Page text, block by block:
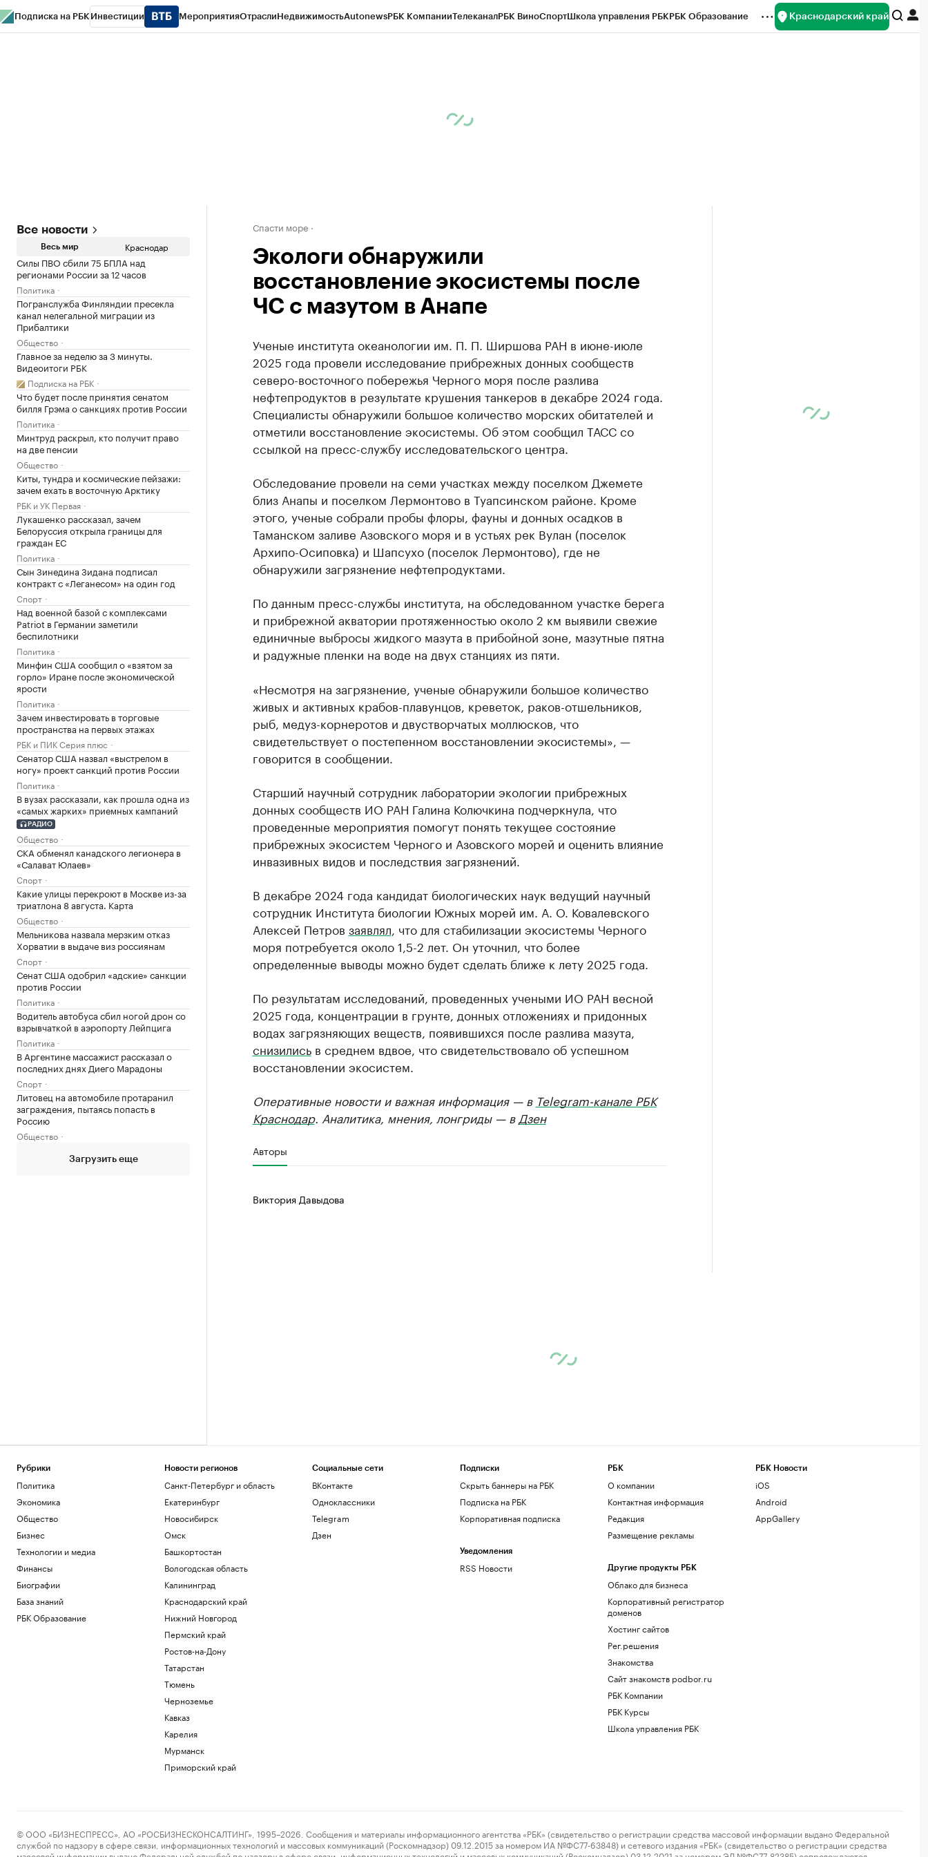
Подписка на РБК Инвестиции МероприятияОтраслиНедвижимостьAutonewsРБК КомпанииТелеканалРБК ВиноСпортШкола управления РБКРБК Образование Краснодарский край
Все новости
Весь мир Краснодар
Силы ПВО сбили 75 БПЛА над
регионами России за 12 часов
Политика
Погранслужба Финляндии пресекла
канал нелегальной миграции из
Прибалтики
Общество
Главное за неделю за 3 минуты.
Видеоитоги РБК
Подписка на РБК
Что будет после принятия сенатом
билля Грэма о санкциях против России
Политика
Минтруд раскрыл, кто получит право
на две пенсии
Общество
Киты, тундра и космические пейзажи:
зачем ехать в восточную Арктику
РБК и УК Первая
Лукашенко рассказал, зачем
Белоруссия открыла границы для
граждан ЕС
Политика
Сын Зинедина Зидана подписал
контракт с «Леганесом» на один год
Спорт
Над военной базой с комплексами
Patriot в Германии заметили
беспилотники
Политика
Минфин США сообщил о «взятом за
горло» Иране после экономической
ярости
Политика
Зачем инвестировать в торговые
пространства на первых этажах
РБК и ПИК Серия плюс
Сенатор США назвал «выстрелом в
ногу» проект санкций против России
Политика
В вузах рассказали, как прошла одна из
«самых жарких» приемных кампаний
РАДИО
Общество
СКА обменял канадского легионера в
«Салават Юлаев»
Спорт
Какие улицы перекроют в Москве из-за
триатлона 8 августа. Карта
Общество
Мельникова назвала мерзким отказ
Хорватии в выдаче виз россиянам
Спорт
Сенат США одобрил «адские» санкции
против России
Политика
Водитель автобуса сбил ногой дрон со
взрывчаткой в аэропорту Лейпцига
Политика
В Аргентине массажист рассказал о
последних днях Диего Марадоны
Спорт
Литовец на автомобиле протаранил
заграждения, пытаясь попасть в
Россию
Общество
Загрузить еще
Спасти море
Экологи обнаружили
восстановление экосистемы после
ЧС с мазутом в Анапе
Ученые института океанологии им. П. П. Ширшова РАН в июне-июле
2025 года провели исследование прибрежных донных сообществ
северо-восточного побережья Черного моря после разлива
нефтепродуктов в результате крушения танкеров в декабре 2024 года.
Специалисты обнаружили большое количество морских обитателей и
отметили восстановление экосистемы. Об этом сообщил ТАСС со
ссылкой на пресс-службу исследовательского центра.
Обследование провели на семи участках между поселком Джемете
близ Анапы и поселком Лермонтово в Туапсинском районе. Кроме
этого, ученые собрали пробы флоры, фауны и донных осадков в
Таманском заливе Азовского моря и в устьях рек Вулан (поселок
Архипо-Осиповка) и Шапсухо (поселок Лермонтово), где не
обнаружили загрязнение нефтепродуктами.
По данным пресс-службы института, на обследованном участке берега
и прибрежной акватории протяженностью около 2 км выявили свежие
единичные выбросы жидкого мазута в прибойной зоне, мазутные пятна
и радужные пленки на воде на двух станциях из пяти.
«Несмотря на загрязнение, ученые обнаружили большое количество
живых и активных крабов-плавунцов, креветок, раков-отшельников,
рыб, медуз-корнеротов и двустворчатых моллюсков, что
свидетельствует о постепенном восстановлении экосистемы», —
говорится в сообщении.
Старший научный сотрудник лаборатории экологии прибрежных
донных сообществ ИО РАН Галина Колючкина подчеркнула, что
проведенные мероприятия помогут понять текущее состояние
прибрежных экосистем Черного и Азовского морей и оценить влияние
инвазивных видов и последствия загрязнений.
В декабре 2024 года кандидат биологических наук ведущий научный
сотрудник Института биологии Южных морей им. А. О. Ковалевского
Алексей Петров заявлял , что для стабилизации экосистемы Черного
моря потребуется около 1,5-2 лет. Он уточнил, что более
определенные выводы можно будет сделать ближе к лету 2025 года.
По результатам исследований, проведенных учеными ИО РАН весной
2025 года, концентрации в грунте, донных отложениях и придонных
водах загрязняющих веществ, появившихся после разлива мазута,
снизилисьв среднем вдвое, что свидетельствовало об успешном
восстановлении экосистем.
Оперативные новости и важная информация — в Telegram-канале РБК
Краснодар. Аналитика, мнения, лонгриды — в Дзен
Авторы
Виктория Давыдова
Рубрики
Политика
Экономика
Общество
Бизнес
Технологии и медиа
Финансы
Биографии
База знаний
РБК Образование
Новости регионов
Санкт-Петербург и область
Екатеринбург
Новосибирск
Омск
Башкортостан
Вологодская область
Калининград
Краснодарский край
Нижний Новгород
Пермский край
Ростов-на-Дону
Татарстан
Тюмень
Черноземье
Кавказ
Карелия
Мурманск
Приморский край
Социальные сети
ВКонтакте
Одноклассники
Telegram
Дзен
Подписки
Скрыть баннеры на РБК
Подписка на РБК
Корпоративная подписка
Уведомления
RSS Новости
РБК
О компании
Контактная информация
Редакция
Размещение рекламы
Другие продукты РБК
Облако для бизнеса
Корпоративный регистратор
доменов
Хостинг сайтов
Рег.решения
Знакомства
Сайт знакомств podbor.ru
РБК Компании
РБК Курсы
Школа управления РБК
РБК Новости
iOS
Android
AppGallery
© ООО «БИЗНЕСПРЕСС», АО «РОСБИЗНЕСКОНСАЛТИНГ», 1995–2026. Сообщения и материалы информационного агентства «РБК» (свидетельство о регистрации средства массовой информации выдано Федеральной
службой по надзору в сфере связи, информационных технологий и массовых коммуникаций (Роскомнадзор) 09.12.2015 за номером ИА №ФС77-63848) и сетевого издания «РБК» (свидетельство о регистрации средства